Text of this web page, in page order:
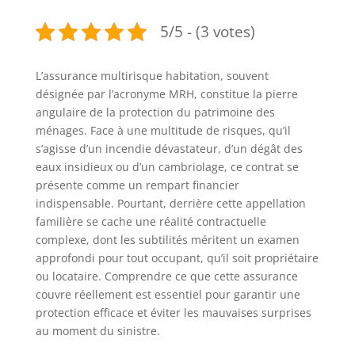
5/5 - (3 votes)
L’assurance multirisque habitation, souvent
désignée par l’acronyme MRH, constitue la pierre
angulaire de la protection du patrimoine des
ménages. Face à une multitude de risques, qu’il
s’agisse d’un incendie dévastateur, d’un dégât des
eaux insidieux ou d’un cambriolage, ce contrat se
présente comme un rempart financier
indispensable. Pourtant, derrière cette appellation
familière se cache une réalité contractuelle
complexe, dont les subtilités méritent un examen
approfondi pour tout occupant, qu’il soit propriétaire
ou locataire. Comprendre ce que cette assurance
couvre réellement est essentiel pour garantir une
protection efficace et éviter les mauvaises surprises
au moment du sinistre.